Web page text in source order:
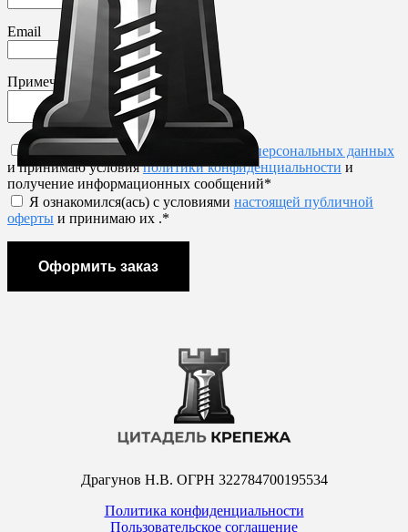
Email
Примечание
Я даю
согласие на обработку своих персональных данных
и принимаю условияполитики конфиденциальности и
получение информационных сообщений*
Я ознакомился(ась) с условиями настоящей публичной
оферты и принимаю их .*
Оформить заказ
Драгунов Н.В. ОГРН 322784700195534
Политика конфиденциальности
Пользовательское соглашение